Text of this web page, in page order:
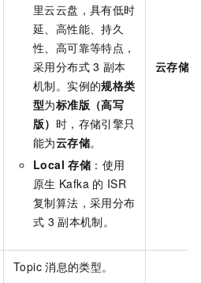
里云云盘，具有低时
延、高性能、持久
性、高可靠等特点，
采用分布式 3 副本
机制。实例的规格类
型为标准版（高写
版） 时，存储引擎只
能为云存储。
Local 存储 ：使用
原生 Kafka 的 ISR
复制算法，采用分布
式 3 副本机制。
云存储
Topic 消息的类型。